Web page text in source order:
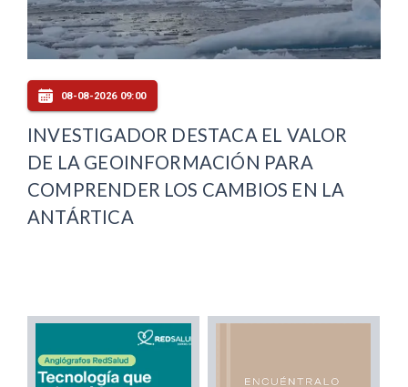
08-08-2026 09:00
INVESTIGADOR DESTACA EL VALOR
DE LA GEOINFORMACIÓN PARA
COMPRENDER LOS CAMBIOS EN LA
ANTÁRTICA